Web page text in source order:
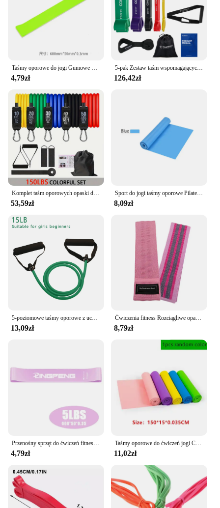
4,79zł
5-pak Zestaw taśm wspomagających do podciągania Taśmy oporowe do ćwiczeń trójbój siłowy Taśmy rozciągające z kotwicą do drzwi i uchwytem Lina do ciągnięcia
126,42zł
53,59zł
Sport do jogi taśmy oporowe Pilates trening Fitness domowa siłownia gumka lateks z kauczuku naturalnego akcesoria do jogi
8,09zł
5-poziomowe taśmy oporowe z uchwytami lina do ciągnięcia jogi elastyczna opaska do ćwiczeń fitness do ćwiczeń w domu trening siłowy
13,09zł
Ćwiczenia fitness Rozciągliwe opaski oporowe na biodra Joga Nogi Pośladki Antypoślizgowe Elastyczne Fitness Bodybaring Sprzęt do ćwiczeń i ćwiczeń
8,79zł
Przenośny sprzęt do ćwiczeń fitness Gumowe taśmy oporowe Joga Siłownia Elastyczna siła dziąseł Pilates Crossfit Kobiety Sporty wagi
4,79zł
Taśmy oporowe do ćwiczeń jogi Crossfit ciągnąć linę przenośna siłownia do ćwiczeń Pilates Bar trener opaski elastyczne dla sprzęt do ćwiczeń
11,02zł